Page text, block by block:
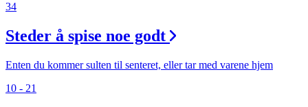
34
Steder å spise noe godt
Enten du kommer sulten til senteret, eller tar med varene hjem
10 - 21